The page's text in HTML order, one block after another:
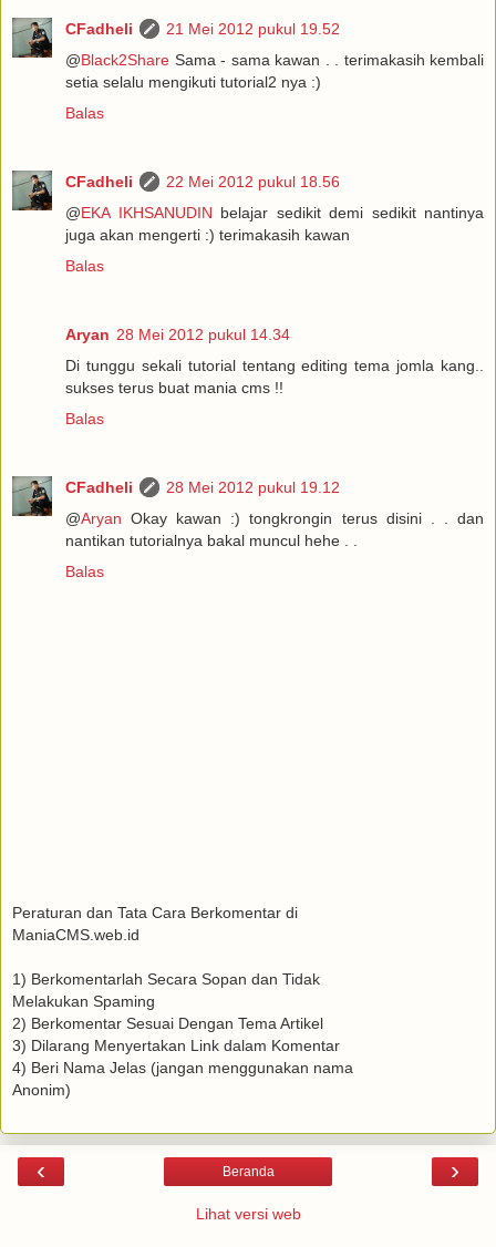
CFadheli
21 Mei 2012 pukul 19.52
@Black2Share Sama - sama kawan . . terimakasih kembali
setia selalu mengikuti tutorial2 nya :)
Balas
CFadheli
22 Mei 2012 pukul 18.56
@EKA IKHSANUDIN belajar sedikit demi sedikit nantinya
juga akan mengerti :) terimakasih kawan
Balas
Aryan 28 Mei 2012 pukul 14.34
Di tunggu sekali tutorial tentang editing tema jomla kang..
sukses terus buat mania cms !!
Balas
CFadheli
28 Mei 2012 pukul 19.12
@Aryan Okay kawan :) tongkrongin terus disini . . dan
nantikan tutorialnya bakal muncul hehe . .
Balas
Peraturan dan Tata Cara Berkomentar di
ManiaCMS.web.id
1) Berkomentarlah Secara Sopan dan Tidak
Melakukan Spaming
2) Berkomentar Sesuai Dengan Tema Artikel
3) Dilarang Menyertakan Link dalam Komentar
4) Beri Nama Jelas (jangan menggunakan nama
Anonim)
‹ ›
Beranda
Lihat versi web